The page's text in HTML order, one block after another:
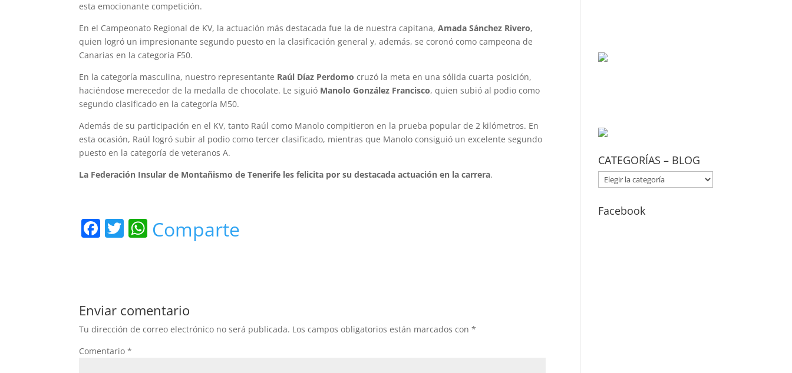
esta emocionante competición.
En el Campeonato Regional de KV, la actuación más destacada fue la de nuestra capitana,Amada Sánchez Rivero,
quien logró un impresionante segundo puesto en la clasificación general y, además, se coronó como campeona de
Canarias en la categoría F50.
En la categoría masculina, nuestro representante Raúl Díaz Perdomo cruzó la meta en una sólida cuarta posición,
haciéndose merecedor de la medalla de chocolate. Le siguió Manolo González Francisco, quien subió al podio como
segundo clasificado en la categoría M50.
Además de su participación en el KV, tanto Raúl como Manolo compitieron en la prueba popular de 2 kilómetros. En
esta ocasión, Raúl logró subir al podio como tercer clasificado, mientras que Manolo consiguió un excelente segundo
puesto en la categoría de veteranos A.
La Federación Insular de Montañismo de Tenerife les felicita por su destacada actuación en la carrera.
F
b
o
o
k
T W
A
p
p
Comparte
Enviar comentario
Tu dirección de correo electrónico no será publicada. Los campos obligatorios están marcados con*
Comentario*
CATEGORÍAS – BLOG
CATEGORÍAS
–
BLOG
Facebook